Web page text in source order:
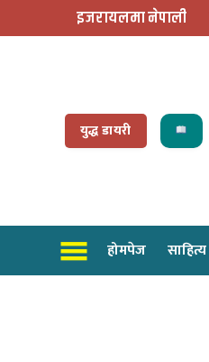
इजरायलमा नेपाली
युद्ध डायरी
होमपेज साहित्य